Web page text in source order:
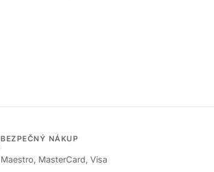
BEZPEČNÝ NÁKUP
Maestro, MasterCard, Visa